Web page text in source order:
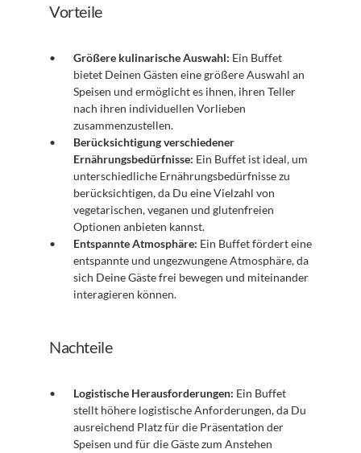
Vorteile
Größere kulinarische Auswahl: Ein Buffet
bietet Deinen Gästen eine größere Auswahl an
Speisen und ermöglicht es ihnen, ihren Teller
nach ihren individuellen Vorlieben
zusammenzustellen.
Berücksichtigung verschiedener
Ernährungsbedürfnisse: Ein Buffet ist ideal, um
unterschiedliche Ernährungsbedürfnisse zu
berücksichtigen, da Du eine Vielzahl von
vegetarischen, veganen und glutenfreien
Optionen anbieten kannst.
Entspannte Atmosphäre: Ein Buffet fördert eine
entspannte und ungezwungene Atmosphäre, da
sich Deine Gäste frei bewegen und miteinander
interagieren können.
Nachteile
Logistische Herausforderungen: Ein Buffet
stellt höhere logistische Anforderungen, da Du
ausreichend Platz für die Präsentation der
Speisen und für die Gäste zum Anstehen